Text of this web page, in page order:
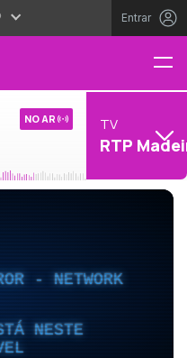
Entrar
NO AR TV
RTP
- NETWORK
NESTE